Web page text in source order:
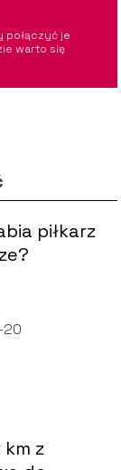
połączyć je
warto się
piłkarz
20
z